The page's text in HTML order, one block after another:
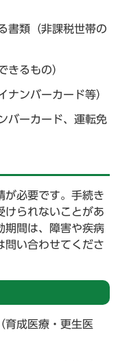
書類（非課税世帯の
きるもの）
ナンバーカード等）
バーカード、運転免
が必要です。手続き
けられないことがあ
期間は、障害や疾病
問い合わせてくださ
育成医療・更生医